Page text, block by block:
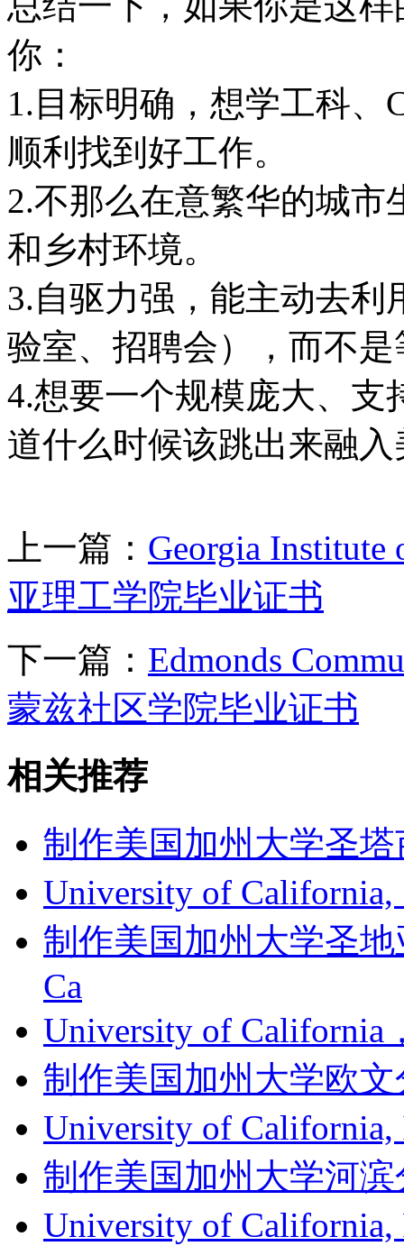
你：
1.目标明确，想学工科、
顺利找到好工作。
2.不那么在意繁华的城
和乡村环境。
3.自驱力强，能主动去
验室、招聘会），而不
4.想要一个规模庞大、支
道什么时候该跳出来融
上一篇： Georgia
亚理工学院毕业证书
下一篇： Edmonds
蒙兹社区学院毕业证书
相关推荐
制作美国加州大学圣
University of California,
制作美国加州大学圣
Ca
University of California
制作美国加州大学欧
University of
制作美国加州大学河
University of